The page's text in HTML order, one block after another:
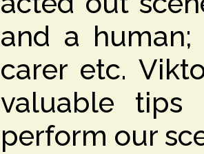
and a
carer etc.
valuable
perform our